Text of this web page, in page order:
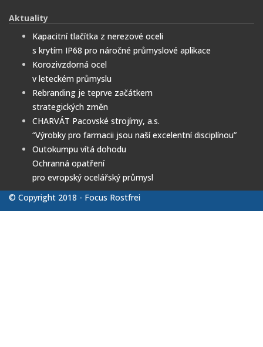
Aktuality
Kapacitní tlačítka z nerezové oceli
s krytím IP68 pro náročné průmyslové aplikace
Korozivzdorná ocel
v leteckém průmyslu
Rebranding je teprve začátkem
strategických změn
CHARVÁT Pacovské strojírny, a.s.
“Výrobky pro farmacii jsou naší excelentní disciplínou”
Outokumpu vítá dohodu
Ochranná opatření
pro evropský ocelářský průmysl
© Copyright 2018 - Focus Rostfrei